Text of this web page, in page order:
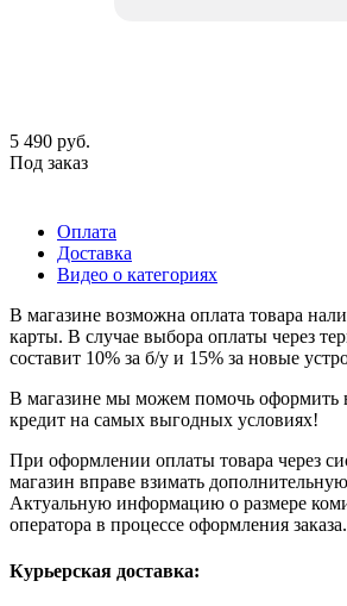
5 490 руб.
Под заказ
Оплата
Доставка
Видео о категориях
В магазине возможна оплата товара
карты. В случае выбора оплаты через
составит 10% за б/у и 15% за новые
В магазине мы можем помочь оформить
кредит на самых выгодных условиях!
При оформлении оплаты товара через
магазин вправе взимать
Актуальную информацию о размере
оператора в процессе оформления заказа.
Курьерская доставка: